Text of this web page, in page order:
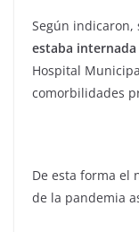
Según indicaron,
estaba internada
Hospital
comorbilidades
De esta forma el
de la pandemia